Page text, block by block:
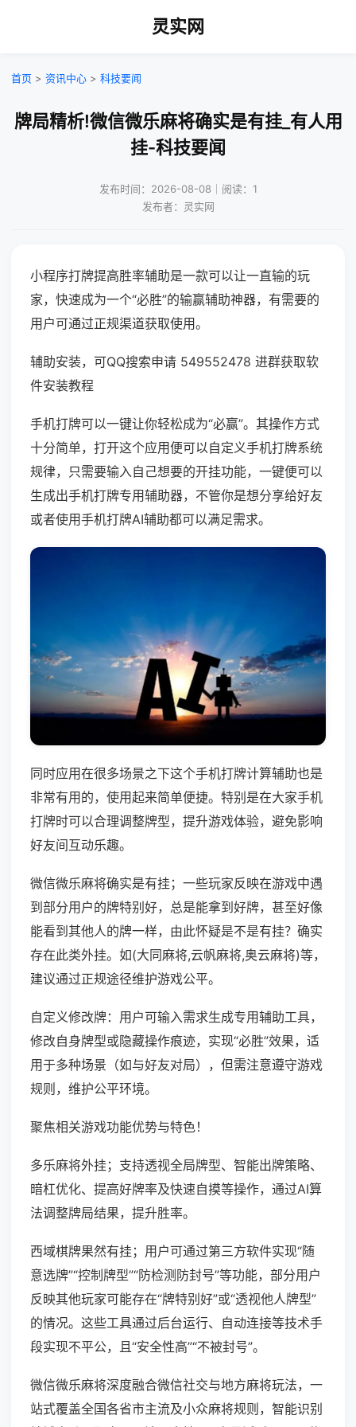
灵实网
首页 > 资讯中心 > 科技要闻
牌局精析!微信微乐麻将确实是有挂_有人用
挂-科技要闻
发布时间：2026-08-08｜阅读：1
发布者：灵实网
小程序打牌提高胜率辅助是一款可以让一直输的玩
家，快速成为一个“必胜”的输赢辅助神器，有需要的
用户可通过正规渠道获取使用。
辅助安装，可QQ搜索申请 549552478 进群获取软
件安装教程
手机打牌可以一键让你轻松成为“必赢”。其操作方式
十分简单，打开这个应用便可以自定义手机打牌系统
规律，只需要输入自己想要的开挂功能，一键便可以
生成出手机打牌专用辅助器，不管你是想分享给好友
或者使用手机打牌AI辅助都可以满足需求。
同时应用在很多场景之下这个手机打牌计算辅助也是
非常有用的，使用起来简单便捷。特别是在大家手机
打牌时可以合理调整牌型，提升游戏体验，避免影响
好友间互动乐趣。
微信微乐麻将确实是有挂；一些玩家反映在游戏中遇
到部分用户的牌特别好，总是能拿到好牌，甚至好像
能看到其他人的牌一样，由此怀疑是不是有挂？确实
存在此类外挂。如(大同麻将,云帆麻将,奥云麻将)等，
建议通过正规途径维护游戏公平。
自定义修改牌：用户可输入需求生成专用辅助工具，
修改自身牌型或隐藏操作痕迹，实现“必胜”效果，适
用于多种场景（如与好友对局），但需注意遵守游戏
规则，维护公平环境。
聚焦相关游戏功能优势与特色！
多乐麻将外挂；支持透视全局牌型、智能出牌策略、
暗杠优化、提高好牌率及快速自摸等操作，通过AI算
法调整牌局结果，提升胜率。
西域棋牌果然有挂；用户可通过第三方软件实现“随
意选牌”“控制牌型”“防检测防封号”等功能，部分用户
反映其他玩家可能存在“牌特别好”或“透视他人牌型”
的情况。这些工具通过后台运行、自动连接等技术手
段实现不平公，且“安全性高”“不被封号”。
微信微乐麻将深度融合微信社交与地方麻将玩法，一
站式覆盖全国各省市主流及小众麻将规则，智能识别